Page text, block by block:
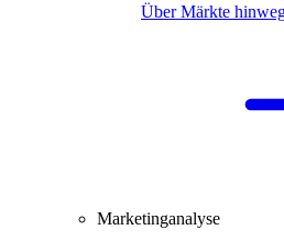
Über Märkte
Marketinganalyse